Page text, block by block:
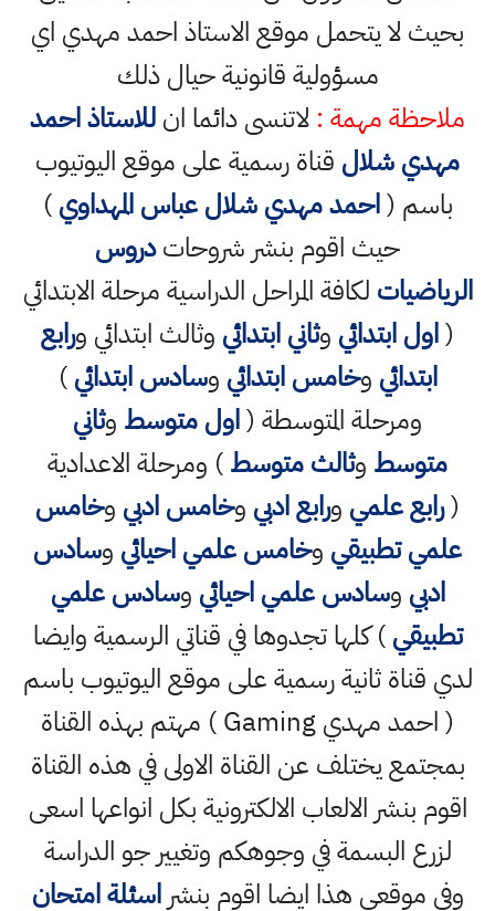
بحيث لا يتحمل موقع الاستاذ احمد مهدي اي
مسؤولية قانونية حيال ذلك
ملاحظة مهمة : لاتنسى دائما انللاستاذ احمد
مهدي شلال قناة رسمية على موقع اليوتيوب
باسم (احمد مهدي شلال عباس المهداوي)
حيث اقوم بنشر شروحاتدروس
الرياضيات لكافة المراحل الدراسية مرحلة الابتدائي
(اول ابتدائي وثاني ابتدائي وثالث ابتدائي ورابع
ابتدائي وخامس ابتدائي وسادس ابتدائي)
ومرحلة المتوسطة (اول متوسط وثاني
متوسط وثالث متوسط) ومرحلة الاعدادية
(رابع علمي ورابع ادبي وخامس ادبي وخامس
علمي تطبيقي وخامس علمي احيائي وسادس
ادبي وسادس علمي احيائي وسادس علمي
تطبيقي) كلها تجدوها في قناتي الرسمية وايضا
لدي قناة ثانية رسمية على موقع اليوتيوب باسم
( احمد مهدي Gaming ) مهتم بهذه القناة
بمجتمع يختلف عن القناة الاولى في هذه القناة
اقوم بنشر الالعاب الالكترونية بكل انواعها اسعى
لزرع البسمة في وجوهكم وتغيير جو الدراسة
وفي موقعي هذا ايضا اقوم بنشراسئلة امتحان